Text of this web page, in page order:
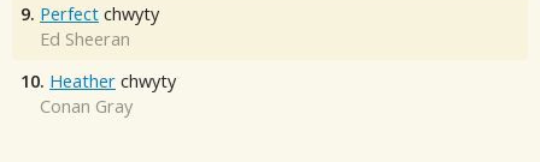
9. Perfect chwyty
Ed Sheeran
10. Heather chwyty
Conan Gray